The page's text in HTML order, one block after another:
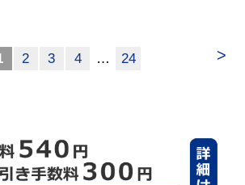
>
2 3 4 … 24